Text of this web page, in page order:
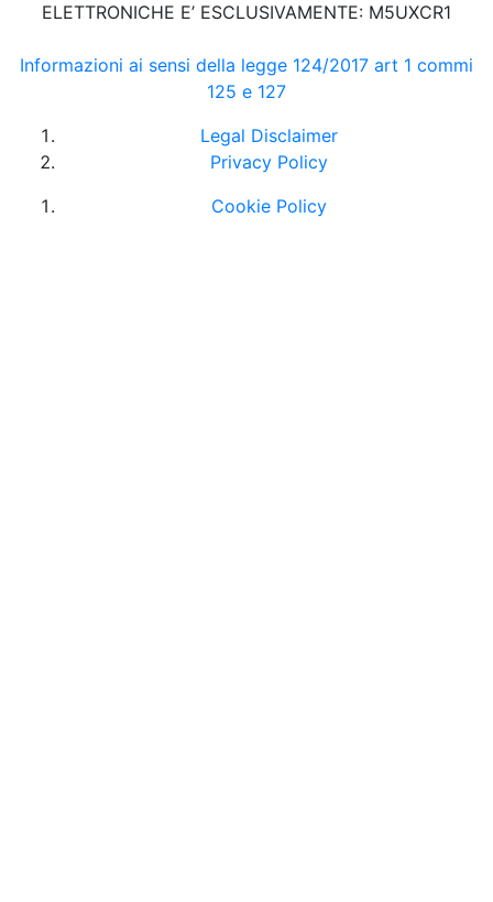
ELETTRONICHE E’ ESCLUSIVAMENTE: M5UXCR1
Informazioni ai sensi della legge 124/2017 art 1 commi
125 e 127
Legal Disclaimer
Privacy Policy
Cookie Policy